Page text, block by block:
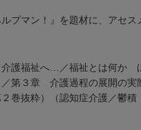
プマン！』を題材に、アセス
護福祉へ…／福祉とは何か
第３章 介護過程の展開の実
巻抜粋）（認知症介護／鬱積